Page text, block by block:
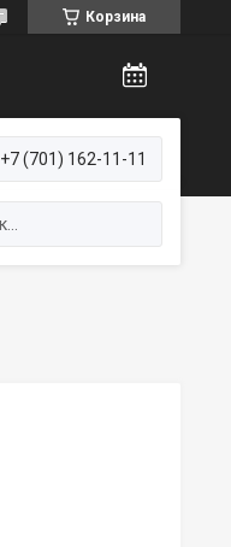
Корзина
+7 (701) 162-11-11